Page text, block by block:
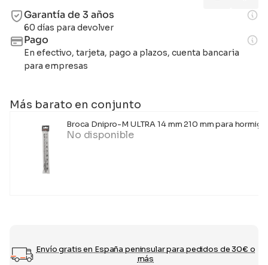
Garantía de 3 años
60 días para devolver
Pago
En efectivo, tarjeta, pago a plazos, cuenta bancaria
para empresas
Más barato en conjunto
Broca Dnipro-M ULTRA 14 mm 210 mm para
No disponible
Envío gratis en España peninsular para pedidos de 30€ o
más